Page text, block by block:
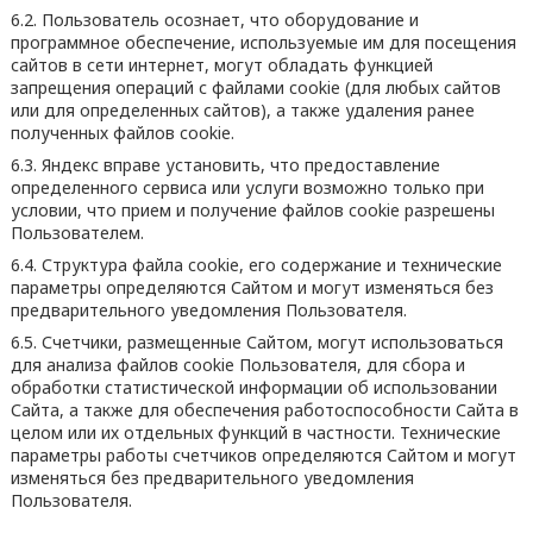
6.2. Пользователь осознает, что оборудование и
программное обеспечение, используемые им для посещения
сайтов в сети интернет, могут обладать функцией
запрещения операций с файлами cookie (для любых сайтов
или для определенных сайтов), а также удаления ранее
полученных файлов cookie.
6.3. Яндекс вправе установить, что предоставление
определенного сервиса или услуги возможно только при
условии, что прием и получение файлов cookie разрешены
Пользователем.
6.4. Структура файла cookie, его содержание и технические
параметры определяются Сайтом и могут изменяться без
предварительного уведомления Пользователя.
6.5. Счетчики, размещенные Сайтом, могут использоваться
для анализа файлов cookie Пользователя, для сбора и
обработки статистической информации об использовании
Сайта, а также для обеспечения работоспособности Сайта в
целом или их отдельных функций в частности. Технические
параметры работы счетчиков определяются Сайтом и могут
изменяться без предварительного уведомления
Пользователя.